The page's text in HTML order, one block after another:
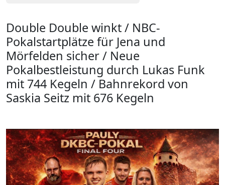
Double Double winkt / NBC-
Pokalstartplätze für Jena und
Mörfelden sicher / Neue
Pokalbestleistung durch Lukas Funk
mit 744 Kegeln / Bahnrekord von
Saskia Seitz mit 676 Kegeln